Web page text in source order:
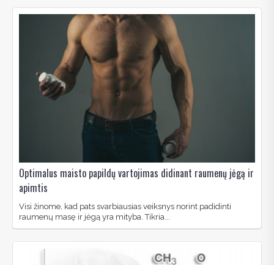
Optimalus maisto papildų vartojimas didinant raumenų jėgą ir
apimtis
Visi žinome, kad pats svarbiausias veiksnys norint padidinti
raumenų masę ir jėgą yra mityba. Tikria...